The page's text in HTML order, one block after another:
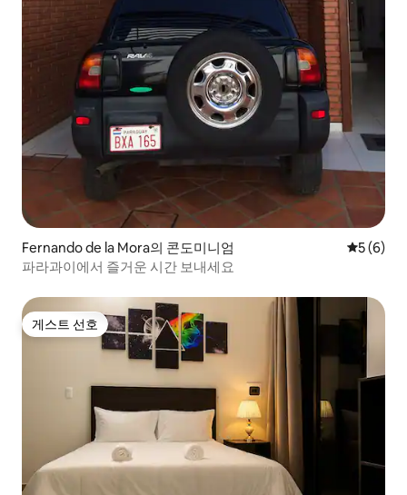
Fernando de la Mora의 콘도미니엄 평점 5점
5 (6)
파라과이에서 즐거운 시간 보내세요
게스트 선호
게스트 선호